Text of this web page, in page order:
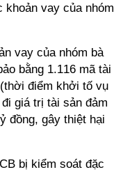
khoản vay của nhóm
vay của nhóm bà
bằng 1.116 mã tài
điểm khởi tố vụ
giá trị tài sản đảm
đồng, gây thiệt hại
bị kiểm soát đặc